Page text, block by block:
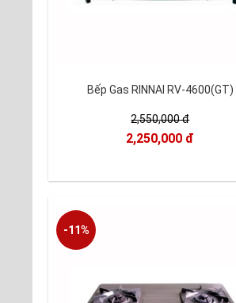
Bếp Gas RINNAI RV-4600(GT)
2,550,000 đ
2,250,000 đ
-11%